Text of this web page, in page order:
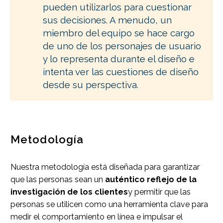
pueden utilizarlos para cuestionar
sus decisiones. A menudo, un
miembro del equipo se hace cargo
de uno de los personajes de usuario
y lo representa durante el diseño e
intenta ver las cuestiones de diseño
desde su perspectiva.
Metodología
Nuestra metodología está diseñada para garantizar
que las personas sean un auténtico reflejo de la
investigación de los clientesy permitir que las
personas se utilicen como una herramienta clave para
medir el comportamiento en línea e impulsar el